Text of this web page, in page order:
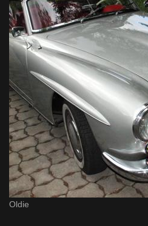
Oldie